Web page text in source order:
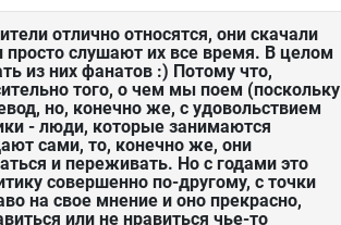
отлично относятся, они скачали
слушают их все время. В целом
из них фанатов :) Потому что,
того, о чем мы поем (поскольку
но, конечно же, с удовольствием
- люди, которые занимаются
сами, то, конечно же, они
и переживать. Но с годами это
совершенно по-другому, с точки
на свое мнение и оно прекрасно,
или не нравиться чье-то